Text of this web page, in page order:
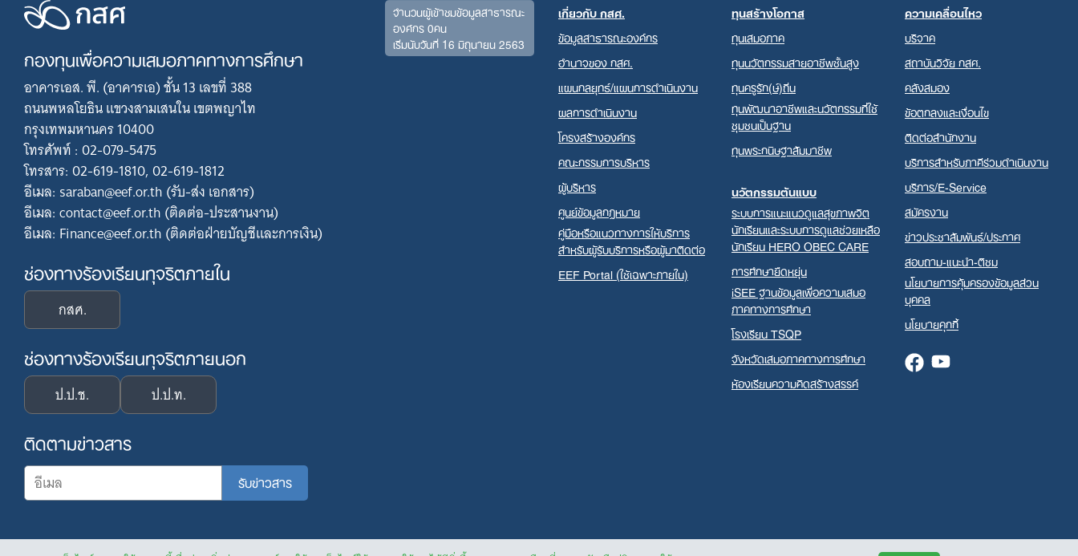
Search
กองทุนเพื่อความเสมอภาคทางการศึกษา
อาคารเอส. พี. (อาคารเอ) ชั้น 13 เลขที่ 388
ถนนพหลโยธิน แขวงสามเสนใน เขตพญาไท
กรุงเทพมหานคร 10400
โทรศัพท์ : 02-079-5475
โทรสาร: 02-619-1810, 02-619-1812
อีเมล: saraban@eef.or.th (รับ-ส่ง เอกสาร)
อีเมล: contact@eef.or.th (ติดต่อ-ประสานงาน)
อีเมล: Finance@eef.or.th (ติดต่อฝ่ายบัญชีและการเงิน)
ช่องทางร้องเรียนทุจริตภายใน
กสศ.
ช่องทางร้องเรียนทุจริตภายนอก
ป.ป.ช. ป.ป.ท.
ติดตามข่าวสาร
จำนวนผู้เข้าชมข้อมูลสาธารณะ
องค์กร 0คน
เริ่มนับวันที่ 16 มิถุนายน 2563
เกี่ยวกับ กสศ.
ข้อมูลสาธารณะองค์กร
อำนาจของ กสศ.
แผนกลยุทธ์/แผนการดำเนินงาน
ผลการดำเนินงาน
โครงสร้างองค์กร
คณะกรรมการบริหาร
ผู้บริหาร
ศูนย์ข้อมูลกฎหมาย
คู่มือหรือแนวทางการให้บริการ
สำหรับผู้รับบริการหรือผู้มาติดต่อ
EEF Portal (ใช้เฉพาะภายใน)
ทุนสร้างโอกาส
ทุนเสมอภาค
ทุนนวัตกรรมสายอาชีพชั้นสูง
ทุนครูรัก(ษ์)ถิ่น
ทุนพัฒนาอาชีพและนวัตกรรมที่ใช้
ชุมชนเป็นฐาน
ทุนพระกนิษฐาสัมมาชีพ
นวัตกรรมต้นแบบ
ระบบการแนะแนวดูแลสุขภาพจิต
นักเรียนและระบบการดูแลช่วยเหลือ
นักเรียน HERO OBEC CARE
การศึกษายืดหยุ่น
iSEE ฐานข้อมูลเพื่อความเสมอ
ภาคทางการศึกษา
โรงเรียน TSQP
จังหวัดเสมอภาคทางการศึกษา
ห้องเรียนความคิดสร้างสรรค์
ความเคลื่อนไหว
บริจาค
สถาบันวิจัย กสศ.
คลังสมอง
ข้อตกลงและเงื่อนไข
ติดต่อสำนักงาน
บริการสำหรับภาคีร่วมดำเนินงาน
บริการ/E-Service
สมัครงาน
ข่าวประชาสัมพันธ์/ประกาศ
สอบถาม-แนะนำ-ติชม
นโยบายการคุ้มครองข้อมูลส่วน
บุคคล
นโยบายคุกกี้
FacebookYoutube